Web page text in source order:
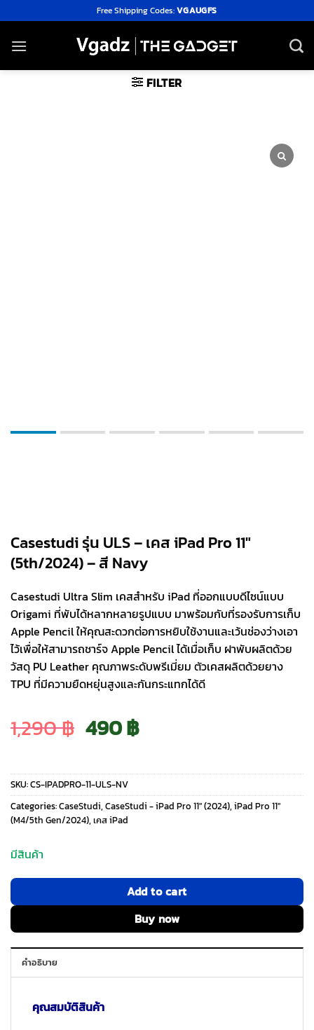
to
content
Free Shipping Codes:VGAUGFS
FILTER
Casestudi รุ่น ULS – เคส iPad Pro 11″
(5th/2024) – สี Navy
Casestudi Ultra Slim เคสสำหรับ iPad ที่ออกแบบดีไซน์แบบ
Origami ที่พับได้หลากหลายรูปแบบ มาพร้อมกับที่รองรับการเก็บ
Apple Pencil ให้คุณสะดวกต่อการหยิบใช้งานและเว้นช่องว่างเอา
ไว้เพื่อให้สามารถชาร์จ Apple Pencil ได้เมื่อเก็บ ฝาพับผลิตด้วย
วัสดุ PU Leather คุณภาพระดับพรีเมี่ยม ตัวเคสผลิตด้วยยาง
TPU ที่มีความยืดหยุ่นสูงและกันกระแทกได้ดี
1,290฿ Original
price
was:
490฿Current
price
is:
SKU:CS-IPADPRO-11-ULS-NV
Categories:CaseStudi, CaseStudi - iPad Pro 11" (2024), iPad Pro 11"
(M4/5th Gen/2024), เคส iPad
มีสินค้า
Add to cart
Buy now
คำอธิบาย
คุณสมบัติสินค้า